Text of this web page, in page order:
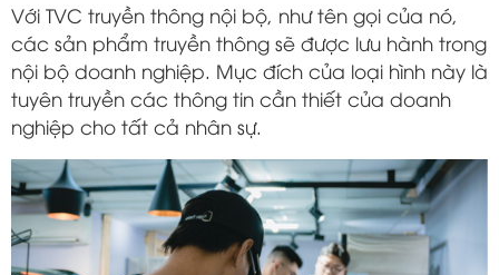
Với TVC truyền thông nội bộ, như tên gọi của nó,
các sản phẩm truyền thông sẽ được lưu hành trong
nội bộ doanh nghiệp. Mục đích của loại hình này là
tuyên truyền các thông tin cần thiết của doanh
nghiệp cho tất cả nhân sự.